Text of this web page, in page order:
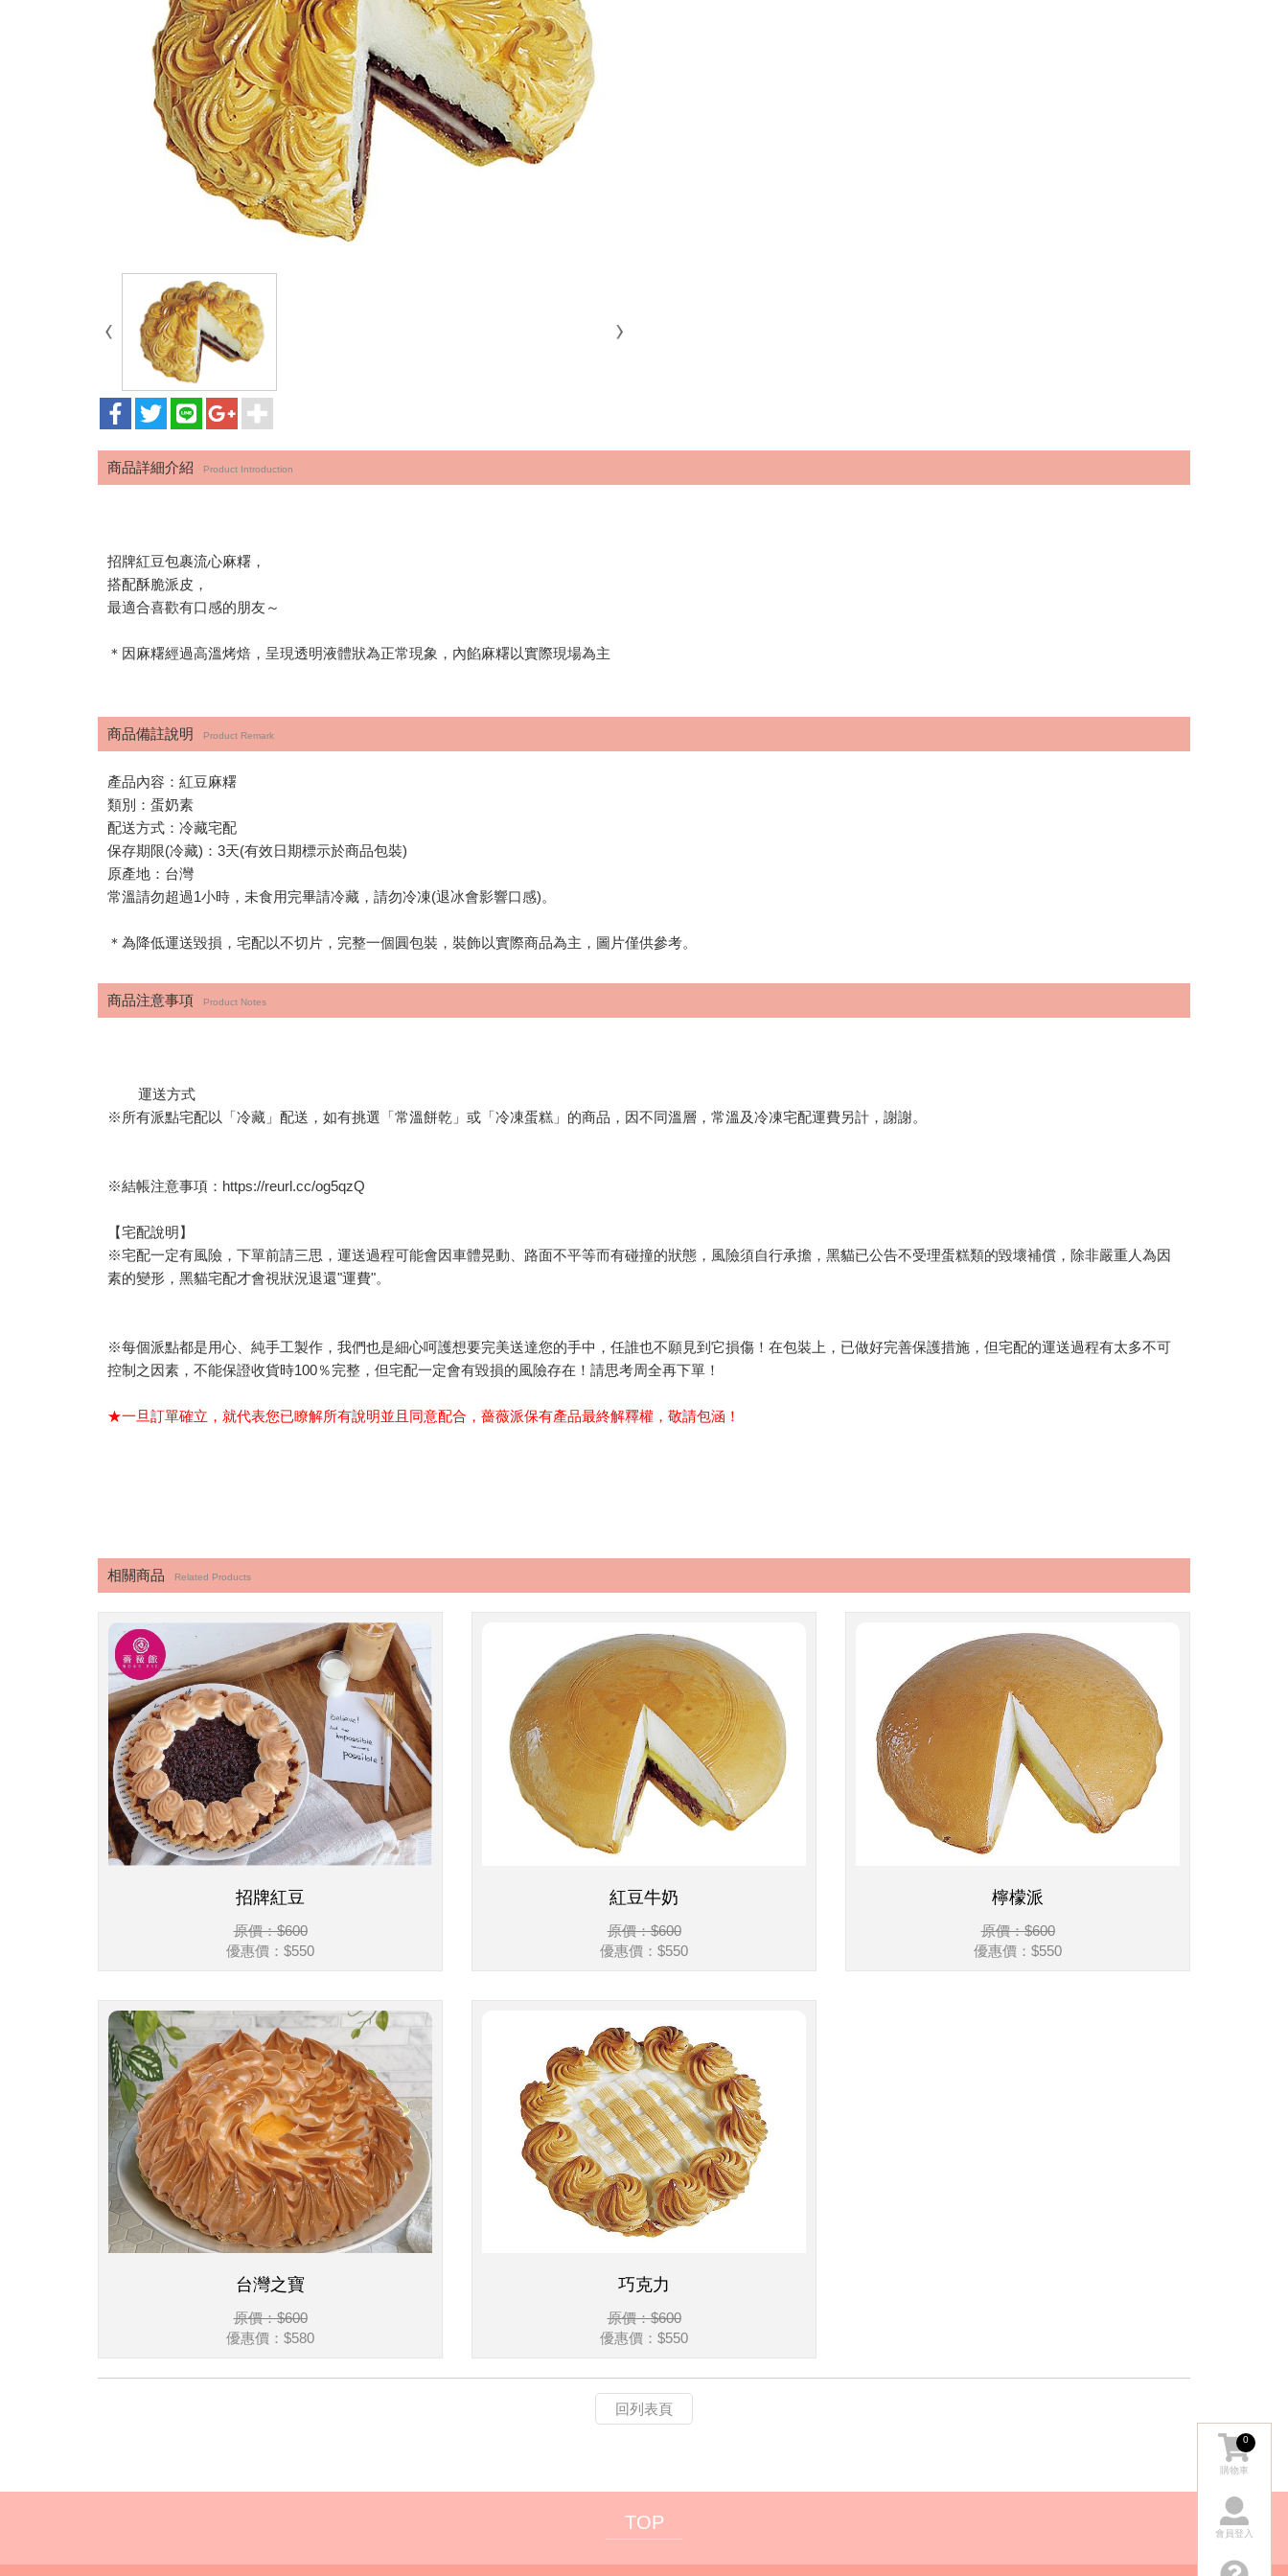
商品詳細介紹 Product Introduction
招牌紅豆包裹流心麻糬，
搭配酥脆派皮，
最適合喜歡有口感的朋友～
＊因麻糬經過高溫烤焙，呈現透明液體狀為正常現象，內餡麻糬以實際現場為主
商品備註說明 Product Remark
產品內容：紅豆麻糬
類別：蛋奶素
配送方式：冷藏宅配
保存期限(冷藏)：3天(有效日期標示於商品包裝)
原產地：台灣
常溫請勿超過1小時，未食用完畢請冷藏，請勿冷凍(退冰會影響口感)。
＊為降低運送毀損，宅配以不切片，完整一個圓包裝，裝飾以實際商品為主，圖片僅供參考。
商品注意事項 Product Notes
運送方式
※所有派點宅配以「冷藏」配送，如有挑選「常溫餅乾」或「冷凍蛋糕」的商品，因不同溫層，常溫及冷凍宅配運費另計，謝謝。
※結帳注意事項： https://reurl.cc/og5qzQ
【宅配說明】
※宅配一定有風險，下單前請三思，運送過程可能會因車體晃動、路面不平等而有碰撞的狀態，風險須自行承擔，黑貓已公告不受理蛋糕類的毀壞補償，除非嚴重人為因
素的變形，黑貓宅配才會視狀況退還"運費"。
※每個派點都是用心、純手工製作，我們也是細心呵護想要完美送達您的手中，任誰也不願見到它損傷！在包裝上，已做好完善保護措施，但宅配的運送過程有太多不可
控制之因素，不能保證收貨時100％完整，但宅配一定會有毀損的風險存在！請思考周全再下單！
★一旦訂單確立，就代表您已瞭解所有說明並且同意配合，薔薇派保有產品最終解釋權，敬請包涵！
相關商品 Related Products
招牌紅豆
原價：$600
優惠價：$550
紅豆牛奶
原價：$600
優惠價：$550
檸檬派
原價：$600
優惠價：$550
台灣之寶
原價：$600
優惠價：$580
巧克力
原價：$600
優惠價：$550
回列表頁
購物車
0
會員登入
TOP